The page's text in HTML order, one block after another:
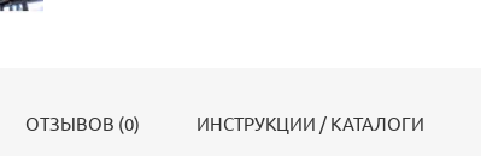
ОТЗЫВОВ (0) ИНСТРУКЦИИ / КАТАЛОГИ